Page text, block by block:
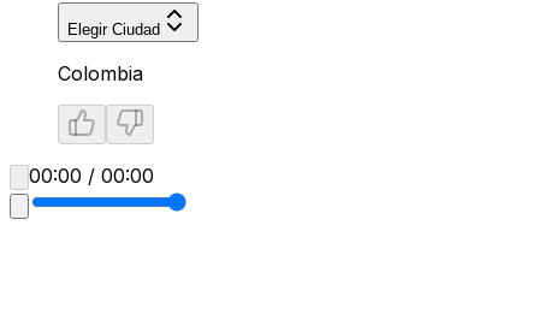
Elegir Ciudad
Colombia
00:00 / 00:00